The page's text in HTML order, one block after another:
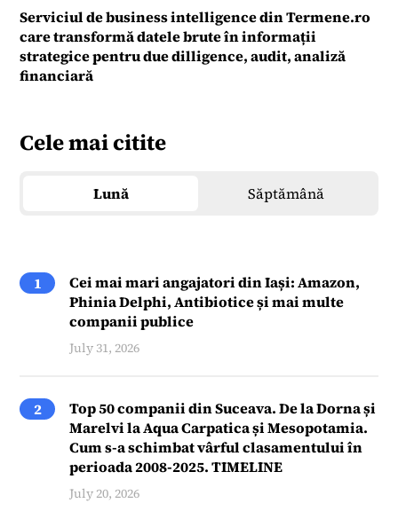
Serviciul de business intelligence din Termene.ro
care transformă datele brute în informații
strategice pentru due dilligence, audit, analiză
financiară
Cele mai citite
Lună Săptămână
1
Cei mai mari angajatori din Iași: Amazon,
Phinia Delphi, Antibiotice și mai multe
companii publice
July 31, 2026
2
Top 50 companii din Suceava. De la Dorna și
Marelvi la Aqua Carpatica și Mesopotamia.
Cum s-a schimbat vârful clasamentului în
perioada 2008-2025. TIMELINE
July 20, 2026